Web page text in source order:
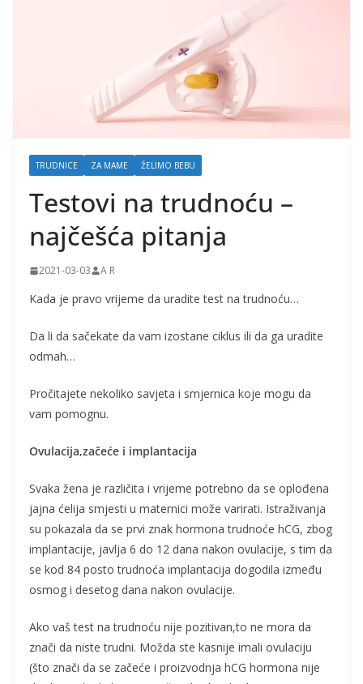
u
d
n
c
e
TRUDNICE ZA MAME ŽELIMO BEBU
Testovi na trudnoću –
najčešća pitanja
2021-03-03 A R
Kada je pravo vrijeme da uradite test na trudnoću…
Da li da sačekate da vam izostane ciklus ili da ga uradite
odmah…
Pročitajete nekoliko savjeta i smjernica koje mogu da
vam pomognu.
Ovulacija,začeće i implantacija
Svaka žena je različita i vrijeme potrebno da se oplođena
jajna ćelija smjesti u maternici može varirati. Istraživanja
su pokazala da se prvi znak hormona trudnoće hCG, zbog
implantacije, javlja 6 do 12 dana nakon ovulacije, s tim da
se kod 84 posto trudnoća implantacija dogodila između
osmog i desetog dana nakon ovulacije.
Ako vaš test na trudnoću nije pozitivan,to ne mora da
znači da niste trudni. Možda ste kasnije imali ovulaciju
(što znači da se začeće i proizvodnja hCG hormona nije